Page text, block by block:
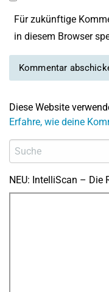
Für zukünftige
in diesem Browser
Diese Website
Erfahre, wie deine
NEU: IntelliScan – Die